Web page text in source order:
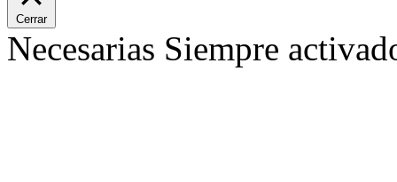
Cerrar
Necesarias Siempre